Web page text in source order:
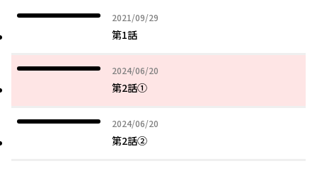
2021/09/29
2021年09月29日
第1話
2024/06/20
2024年06月20日
第2話①
2024/06/20
2024年06月20日
第2話②